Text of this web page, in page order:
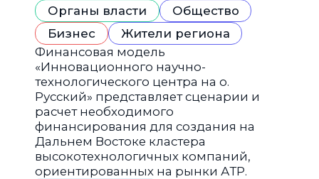
Органы власти
Общество
Бизнес
Жители региона
Финансовая модель
«Инновационного научно-
технологического центра на о.
Русский» представляет сценарии и
расчет необходимого
финансирования для создания на
Дальнем Востоке кластера
высокотехнологичных компаний,
ориентированных на рынки АТР.